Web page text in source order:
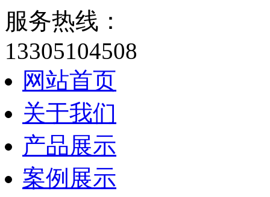
服务热线：
13305104508
网站首页
关于我们
产品展示
案例展示